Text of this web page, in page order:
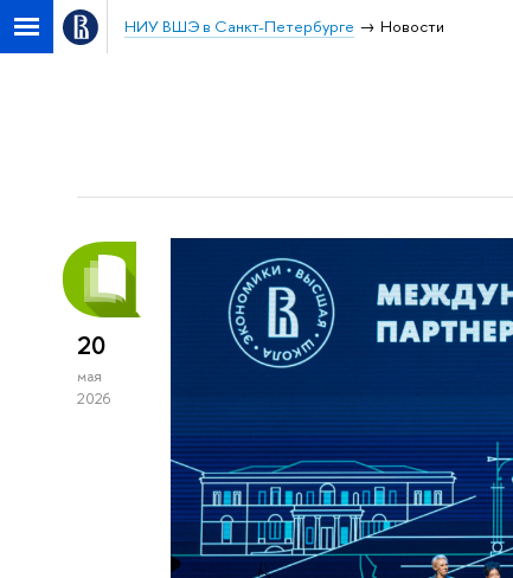
НИУ ВШЭ в Санкт-Петербурге Новости
20
мая
2026